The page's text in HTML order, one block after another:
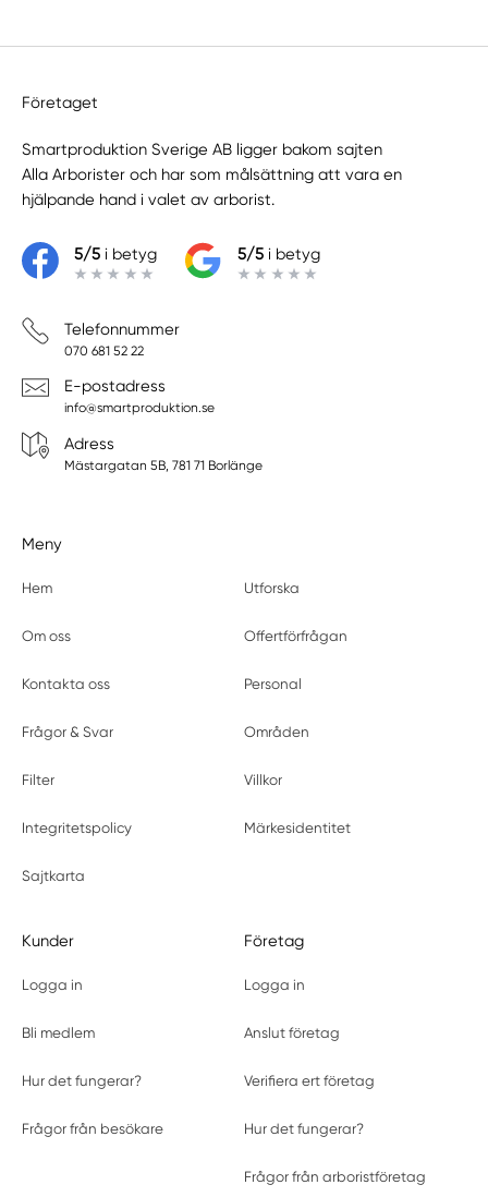
Företaget
Smartproduktion Sverige AB ligger bakom sajten
Alla Arborister och har som målsättning att vara en
hjälpande hand i valet av arborist.
5/5i betyg 5/5i betyg
Telefonnummer
070 681 52 22
E-postadress
info@smartproduktion.se
Adress
Mästargatan 5B, 781 71 Borlänge
Meny
Hem Utforska
Om oss Offertförfrågan
Kontakta oss Personal
Frågor & Svar Områden
Filter Villkor
Integritetspolicy Märkesidentitet
Sajtkarta
Kunder
Logga in
Bli medlem
Hur det fungerar?
Frågor från besökare
Företag
Logga in
Anslut företag
Verifiera ert företag
Hur det fungerar?
Frågor från arboristföretag